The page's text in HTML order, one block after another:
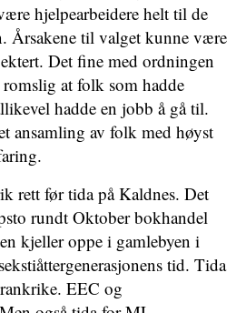
hjelpearbeidere helt til de
Årsakene til valget kunne være
Det fine med ordningen
romslig at folk som hadde
hadde en jobb å gå til.
ansamling av folk med høyst
rett før tida på Kaldnes. Det
rundt Oktober bokhandel
kjeller oppe i gamlebyen i
tid. Tida
EEC og